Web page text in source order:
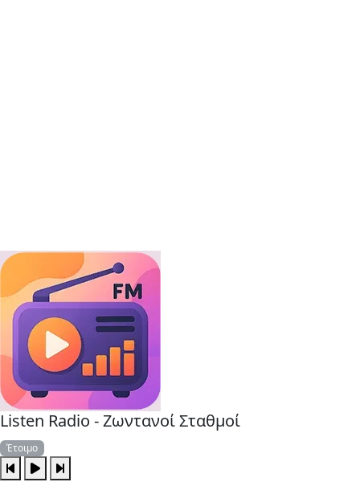
Listen Radio - Ζωντανοί Σταθμοί
Έτοιμο